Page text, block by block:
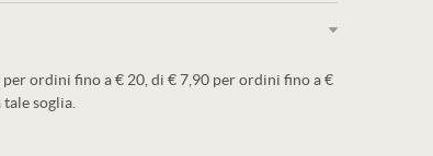
ordini fino a € 20, di € 7,90 per ordini fino a €
soglia.